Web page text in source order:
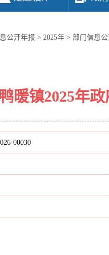
公开年报 > 2025年 > 部门信息
暖镇2025年
00030